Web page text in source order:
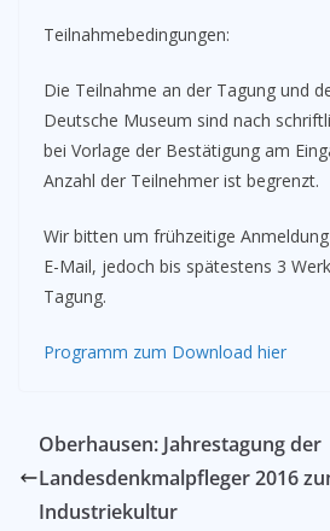
Teilnahmebedingungen:
Die Teilnahme an der Tagung und
Deutsche Museum sind nach
bei Vorlage der Bestätigung am
Anzahl der Teilnehmer ist begrenzt.
Wir bitten um frühzeitige
E-Mail, jedoch bis spätestens 3
Tagung.
Programm zum Download hier
Oberhausen: Jahrestagung der
Landesdenkmalpfleger 2016
Industriekultur